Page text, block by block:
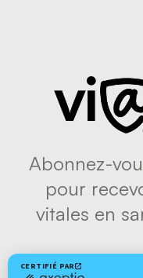
Abonnez-
pour
vitales en